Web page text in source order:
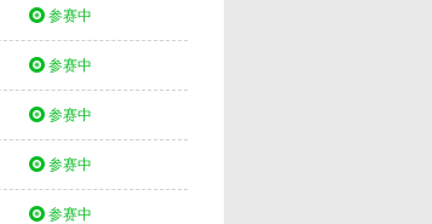
参赛中
参赛中
参赛中
参赛中
参赛中